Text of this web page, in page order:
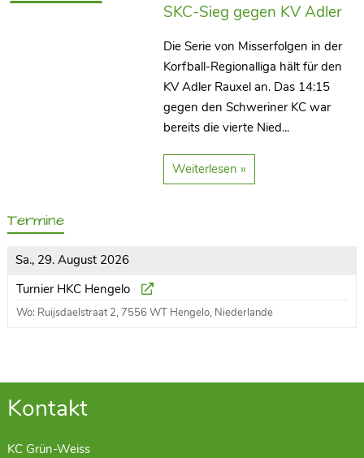
SKC-Sieg gegen KV Adler
Die Serie von Misserfolgen in der
Korfball-Regionalliga hält für den
KV Adler Rauxel an. Das 14:15
gegen den Schweriner KC war
bereits die vierte Nied...
Weiterlesen »
Termine
Sa., 29. August 2026
Turnier HKC Hengelo
Wo: Ruijsdaelstraat 2, 7556 WT Hengelo, Niederlande
Kontakt
KC Grün-Weiss